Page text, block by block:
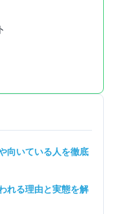
向いている人を徹底
れる理由と実態を解